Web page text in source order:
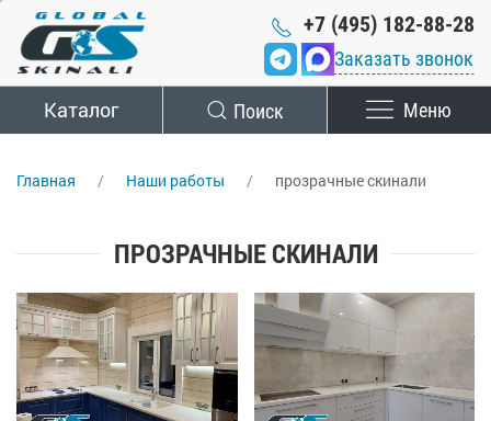
+7 (495) 182-88-28
Заказать звонок
Каталог Поиск Меню
Главная Наши работы прозрачные скинали
ПРОЗРАЧНЫЕ СКИНАЛИ